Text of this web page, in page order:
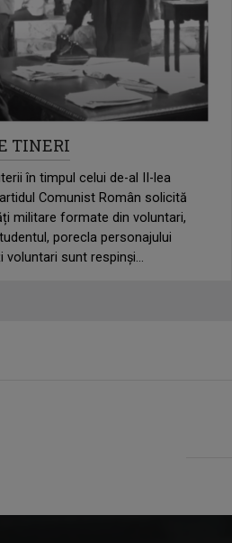
TINERI
în timpul celui de-al II-lea
Comunist Român solicită
militare formate din voluntari,
porecla personajului
voluntari sunt respinși...